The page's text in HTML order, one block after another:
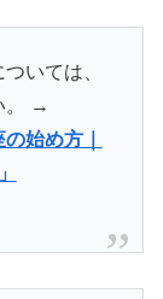
いては、
。 →
始め方｜